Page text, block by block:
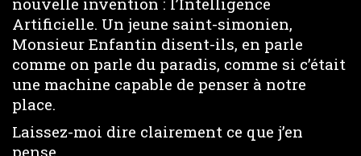
Artificielle. Un jeune saint-simonien,
Monsieur Enfantin disent-ils, en parle
comme on parle du paradis, comme si c’était
une machine capable de penser à notre
place.
Laissez-moi dire clairement ce que j’en
pense.